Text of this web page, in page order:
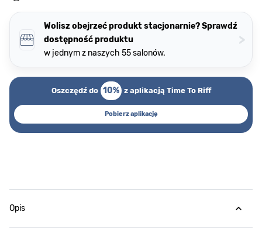
Wolisz obejrzeć produkt stacjonarnie? Sprawdź
dostępność produktu
w jednym z naszych 55 salonów.
>
Oszczędź do 10% z aplikacją Time To Riff
Pobierz aplikację
Opis